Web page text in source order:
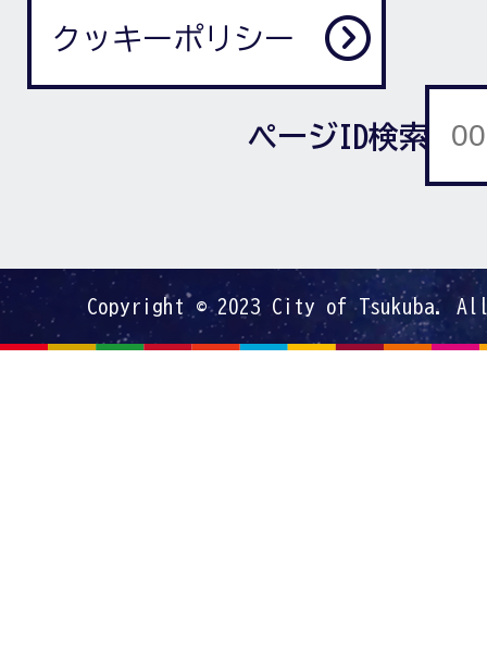
クッキーポリシー
ページID検索
Copyright © 2023 City of Tsukuba.